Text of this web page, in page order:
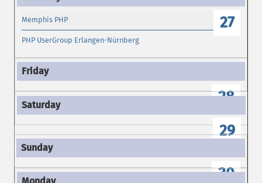
27
Memphis PHP
PHP UserGroup Erlangen-Nürnberg
28
29
30